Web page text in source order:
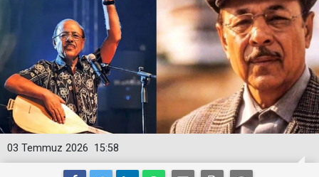
15:58
03 Temmuz 2026